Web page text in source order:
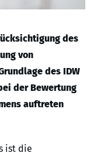
des
von
des IDW
der Bewertung
auftreten
ist die